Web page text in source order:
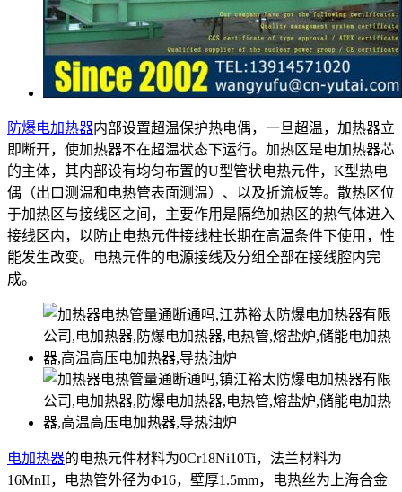
防爆电加热器内部设置超温保护热电偶，一旦超温，加热器立
即断开，使加热器不在超温状态下运行。加热区是电加热器芯
的主体，其内部设有均匀布置的U型管状电热元件，K型热电
偶（出口测温和电热管表面测温）、以及折流板等。散热区位
于加热区与接线区之间，主要作用是隔绝加热区的热气体进入
接线区内，以防止电热元件接线柱长期在高温条件下使用，性
能发生改变。电热元件的电源接线及分组全部在接线腔内完
成。
电加热器的电热元件材料为0Cr18Ni10Ti，法兰材料为
16MnII，电热管外径为Φ16，壁厚1.5mm，电热丝为上海合金